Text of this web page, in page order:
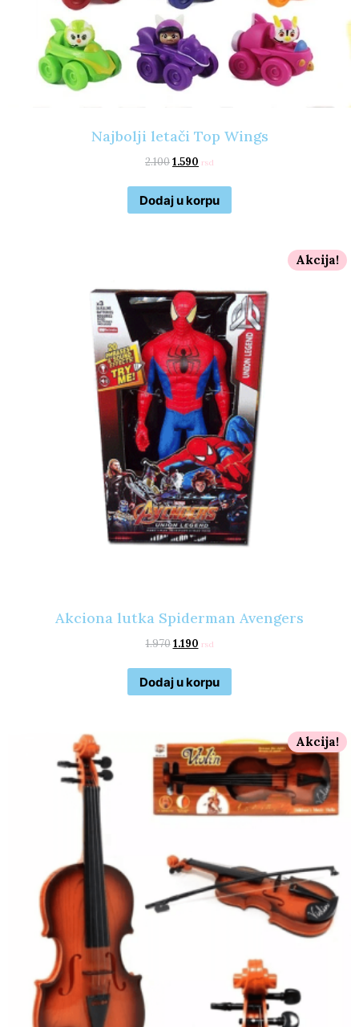
Najbolji letači Top Wings
2.1001.590 rsd
Dodaj u korpu
Akcija!
Akciona lutka Spiderman Avengers
1.970 1.190 rsd
Dodaj u korpu
Akcija!